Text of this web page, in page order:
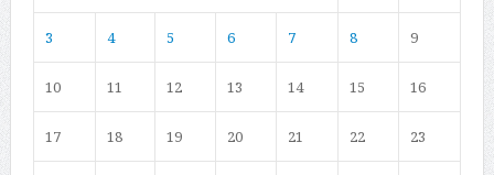
3 4 5 6 7 8 9
10 11 12 13 14 15 16
17 18 19 20 21 22 23